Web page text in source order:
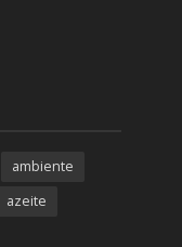
ambiente
azeite